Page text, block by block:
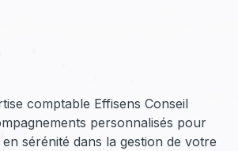
comptable Effisens Conseil
personnalisés pour
sérénité dans la gestion de votre